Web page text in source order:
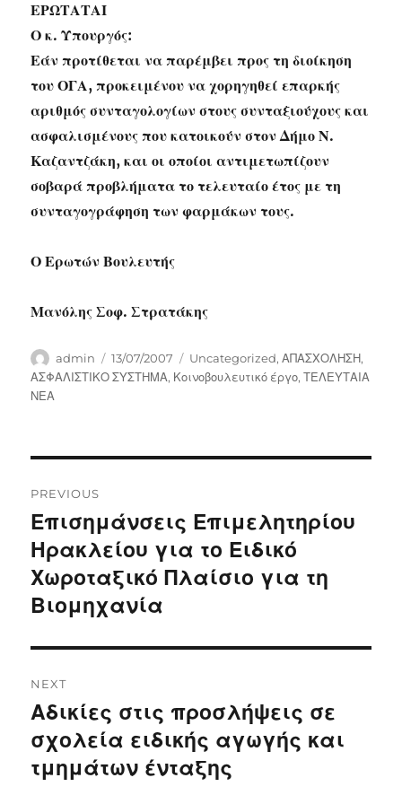
ΕΡΩΤΑΤΑΙ
Ο κ. Υπουργός:
Εάν προτίθεται να παρέμβει προς τη διοίκηση
του ΟΓΑ, προκειμένου να χορηγηθεί επαρκής
αριθμός συνταγολογίων στους συνταξιούχους και
ασφαλισμένους που κατοικούν στον Δήμο Ν.
Καζαντζάκη, και οι οποίοι αντιμετωπίζουν
σοβαρά προβλήματα το τελευταίο έτος με τη
συνταγογράφηση των φαρμάκων τους.
Ο Ερωτών Βουλευτής
Μανόλης Σοφ. Στρατάκης
Author
admin
Posted
on
13/07/2007 Categories
Uncategorized,ΑΠΑΣΧΟΛΗΣΗ,
ΑΣΦΑΛΙΣΤΙΚΟ ΣΥΣΤΗΜΑ, Κοινοβουλευτικό έργο,ΤΕΛΕΥΤΑΙΑ
ΝΕΑ
navigation
PREVIOUS
Previous
post:
Επισημάνσεις Επιμελητηρίου
Ηρακλείου για το Ειδικό
Χωροταξικό Πλαίσιο για τη
Βιομηχανία
NEXT
Next
post:
Αδικίες στις προσλήψεις σε
σχολεία ειδικής αγωγής και
τμημάτων ένταξης